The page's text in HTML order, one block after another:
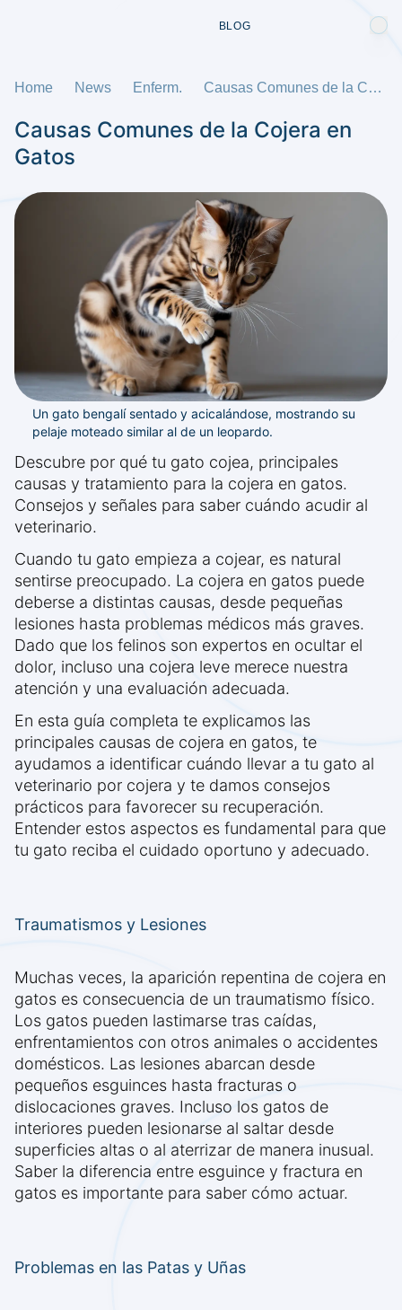
BLOG
Home News Enferm. Causas Comunes de la Cojera en Gatos
Causas Comunes de la Cojera en
Gatos
Un gato bengalí sentado y acicalándose, mostrando su
pelaje moteado similar al de un leopardo.
Descubre por qué tu gato cojea, principales
causas y tratamiento para la cojera en gatos.
Consejos y señales para saber cuándo acudir al
veterinario.
Cuando tu gato empieza a cojear, es natural
sentirse preocupado. La cojera en gatos puede
deberse a distintas causas, desde pequeñas
lesiones hasta problemas médicos más graves.
Dado que los felinos son expertos en ocultar el
dolor, incluso una cojera leve merece nuestra
atención y una evaluación adecuada.
En esta guía completa te explicamos las
principales causas de cojera en gatos, te
ayudamos a identificar cuándo llevar a tu gato al
veterinario por cojera y te damos consejos
prácticos para favorecer su recuperación.
Entender estos aspectos es fundamental para que
tu gato reciba el cuidado oportuno y adecuado.
Traumatismos y Lesiones
Muchas veces, la aparición repentina de cojera en
gatos es consecuencia de un traumatismo físico.
Los gatos pueden lastimarse tras caídas,
enfrentamientos con otros animales o accidentes
domésticos. Las lesiones abarcan desde
pequeños esguinces hasta fracturas o
dislocaciones graves. Incluso los gatos de
interiores pueden lesionarse al saltar desde
superficies altas o al aterrizar de manera inusual.
Saber la diferencia entre esguince y fractura en
gatos es importante para saber cómo actuar.
Problemas en las Patas y Uñas